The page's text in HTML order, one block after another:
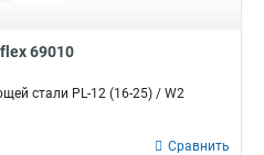
69010
стали PL-12 (16-25) / W2
Сравнить